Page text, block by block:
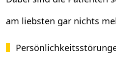
am liebsten gar nichts